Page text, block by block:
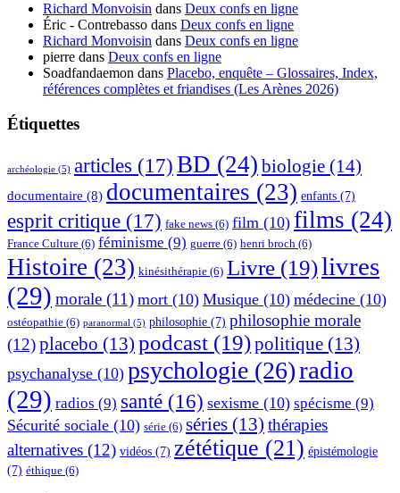
Richard Monvoisin dans Deux confs en ligne
Éric - Contrebasso dans Deux confs en ligne
Richard Monvoisin dans Deux confs en ligne
pierre dans Deux confs en ligne
Soadfandaemon dans Placebo, enquête – Glossaires, Index,
références complètes et friandises (Les Arènes 2026)
Étiquettes
archéologie (5) articles (17)BD (24) biologie (14)
documentaire (8) documentaires (23) enfants (7)
esprit critique (17) fake news (6) film (10) films (24)
France Culture (6) féminisme (9) guerre (6) henri broch (6)
Histoire (23) kinésithérapie (6) Livre (19)livres
(29) morale (11) mort (10) Musique (10) médecine (10)
ostéopathie (6) paranormal (5) philosophie (7) philosophie morale
(12)placebo (13) podcast (19)politique (13)
psychanalyse (10) psychologie (26)radio
(29) radios (9) santé (16) sexisme (10) spécisme (9)
Sécurité sociale (10) série (6) séries (13) thérapies
alternatives (12) vidéos (7) zététique (21) épistémologie
(7) éthique (6)